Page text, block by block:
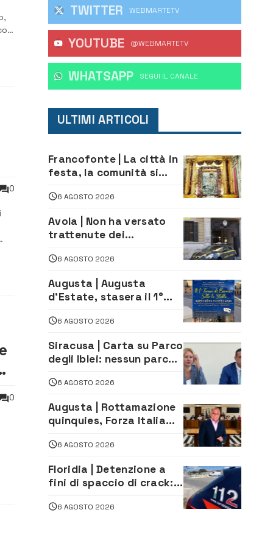
0
0
TWITTER WEBMARTETV
YOUTUBE @WEBMARTETV
WHATSAPP ‎SEGUI IL CANALE
ULTIMI ARTICOLI
Francofonte | La città in
festa, la comunità si
della Neve tra fede e
tradizione
6 AGOSTO 2026
Avola | Non ha versato
trattenute dei
oltre 700 mila euro a
imprenditore della
climatizzazione
6 AGOSTO 2026
Augusta | Augusta
d’Estate, stasera il 1°
le Stelle: piazza
D’Astorga già sold out
6 AGOSTO 2026
Siracusa | Carta su Parco
degli Iblei: nessun parco
comunità e il territorio
6 AGOSTO 2026
Augusta | Rottamazione
quinquies, Forza Italia
«La proposta è nostra»
6 AGOSTO 2026
Floridia | Detenzione a
fini di spaccio di crack:
6 AGOSTO 2026